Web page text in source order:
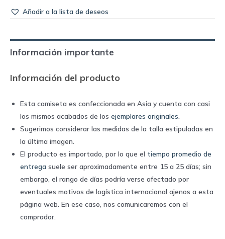
Añadir a la lista de deseos
Información importante
Información del producto
Esta camiseta es confeccionada en Asia y cuenta con casi
los mismos acabados de los ejemplares originales
Sugerimos considerar las medidas de la talla estipuladas en
la última imagen.
El producto es importado, por lo que el tiempo promedio de
entrega suele ser aproximadamente entre 15 a 25 días; sin
embargo, el rango de días podría verse afectado por
eventuales motivos de logística internacional ajenos a esta
página web. En ese caso, nos comunicaremos con el
comprador.